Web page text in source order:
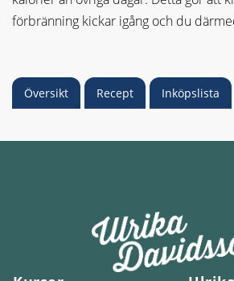
förbränning kickar igång och du
Översikt Recept Inköpslista